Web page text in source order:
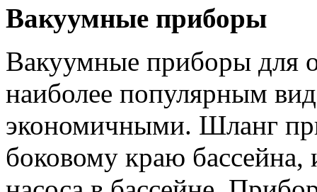
Вакуумные приборы
Вакуумные приборы для
наиболее популярным
экономичными. Шланг
боковому краю бассейна,